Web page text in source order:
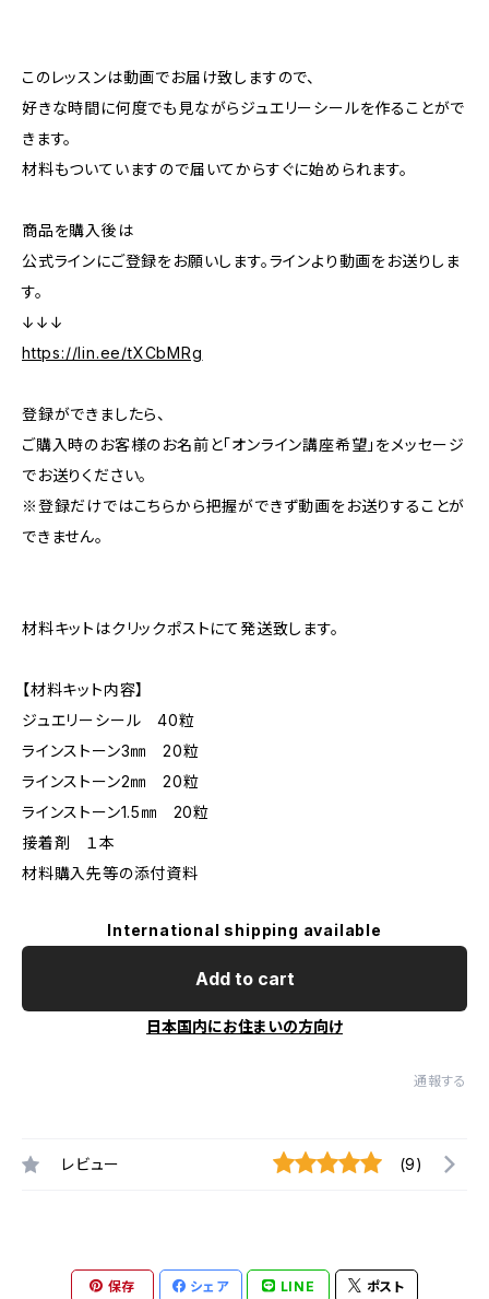
このレッスンは動画でお届け致しますので、
好きな時間に何度でも見ながらジュエリーシールを作ることがで
きます。
材料もついていますので届いてからすぐに始められます。
商品を購入後は
公式ラインにご登録をお願いします。ラインより動画をお送りしま
す。
↓↓↓
https://lin.ee/tXCbMRg
登録ができましたら、
ご購入時のお客様のお名前と「オンライン講座希望」をメッセージ
でお送りください。
※登録だけではこちらから把握ができず動画をお送りすることが
できません。
材料キットはクリックポストにて発送致します。
【材料キット内容】
ジュエリーシール 40粒
ラインストーン3㎜ 20粒
ラインストーン2㎜ 20粒
ラインストーン1.5㎜ 20粒
接着剤 １本
材料購入先等の添付資料
International shipping available
Add to cart
日本国内にお住まいの方向け
通報する
レビュー (9)
保存 シェア LINE ポスト